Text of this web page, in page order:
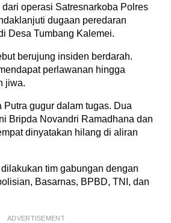
operasi Satresnarkoba Polres
dugaan peredaran
Desa Tumbang Kalemei.
berujung insiden berdarah.
perlawanan hingga
jiwa.
gugur dalam tugas. Dua
Bripda Novandri Ramadhana dan
dinyatakan hilang di aliran
tim gabungan dengan
Basarnas, BPBD, TNI, dan
ADVERTISEMENT